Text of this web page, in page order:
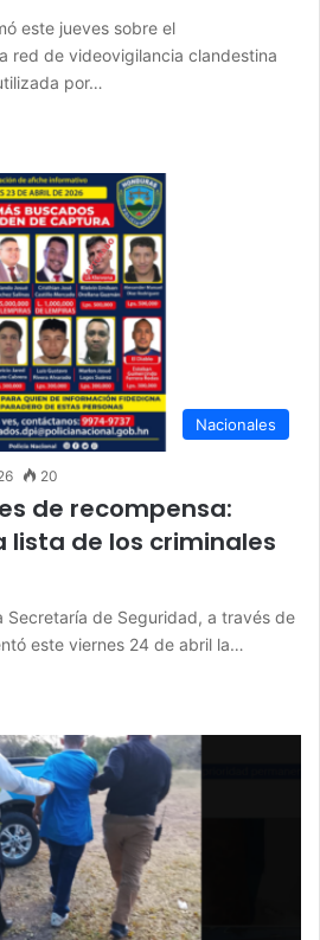
este jueves sobre el
red de videovigilancia clandestina
por…
Nacionales
20
de recompensa:
lista de los criminales
Secretaría de Seguridad, a través de
este viernes 24 de abril la…